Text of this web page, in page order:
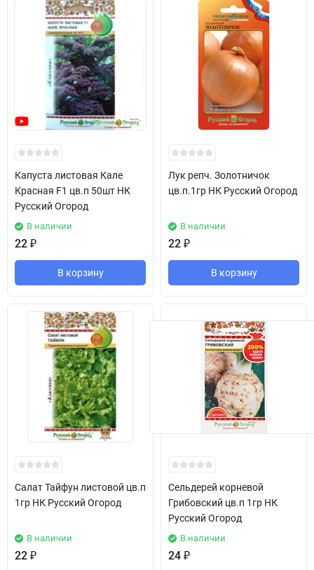
Капуста листовая Кале
Красная F1 цв.п 50шт НК
Русский Огород
В наличии
22 ₽
В корзину
Лук репч. Золотничок
цв.п.1гр НК Русский Огород
В наличии
22 ₽
В корзину
Салат Тайфун листовой цв.п
1гр НК Русский Огород
В наличии
22 ₽
Сельдерей корневой
Грибовский цв.п 1гр НК
Русский Огород
В наличии
24 ₽